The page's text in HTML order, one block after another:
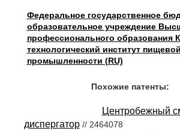
Федеральное государственное
образовательное учреждение
профессионального образования
технологический институт пищевой
промышленности (RU)
Похожие патенты:
Центробежный
диспергатор// 2464078